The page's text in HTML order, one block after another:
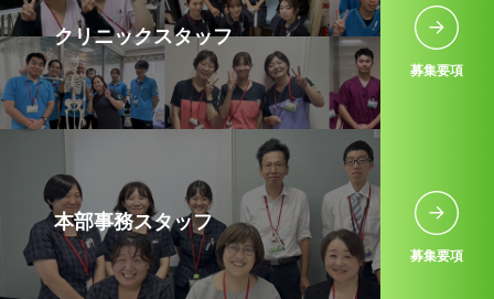
クリニックスタッフ
募集要項
本部事務スタッフ
募集要項